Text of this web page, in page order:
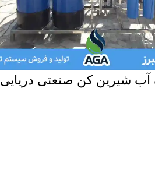
آب شیرین کن صنعتی دریایی